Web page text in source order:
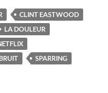
CLINT EASTWOOD
LA DOULEUR
SPARRING